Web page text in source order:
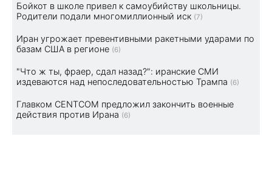
Бойкот в школе привел к самоубийству школьницы.
Родители подали многомиллионный иск (7)
Иран угрожает превентивными ракетными ударами по
базам США в регионе (6)
"Что ж ты, фраер, сдал назад?": иранские СМИ
издеваются над непоследовательностью Трампа (6)
Главком CENTCOM предложил закончить военные
действия против Ирана (6)